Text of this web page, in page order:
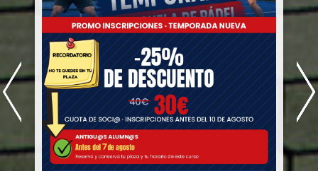
https://padelvalenciahortanord.es/escuelas-de-